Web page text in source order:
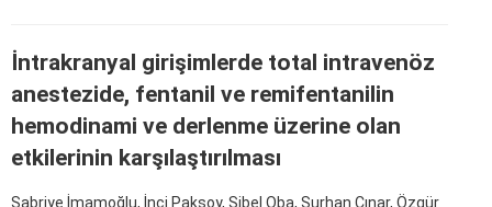
İntrakranyal girişimlerde total intravenöz
anestezide, fentanil ve remifentanilin
hemodinami ve derlenme üzerine olan
etkilerinin karşılaştırılması
Sabriye İmamoğlu, İnci Paksoy, Sibel Oba, Surhan Çınar, Özgür